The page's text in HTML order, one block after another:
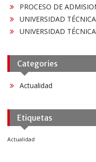
PROCESO DE
UNIVERSIDAD
UNIVERSIDAD
Categories
Actualidad
Etiquetas
Actualidad